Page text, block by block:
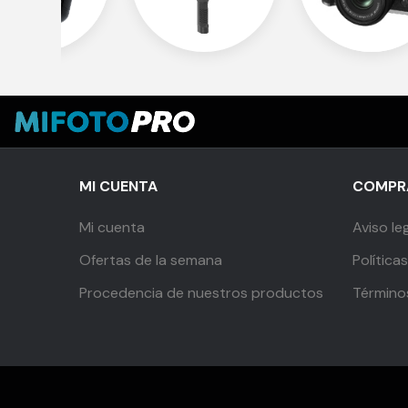
MI CUENTA
Mi cuenta
Ofertas de la semana
Procedencia de nuestros productos
Aviso